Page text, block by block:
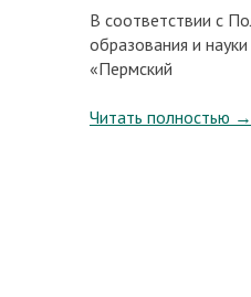
В соответствии c
образования и
«Пермский
Читать полностью →